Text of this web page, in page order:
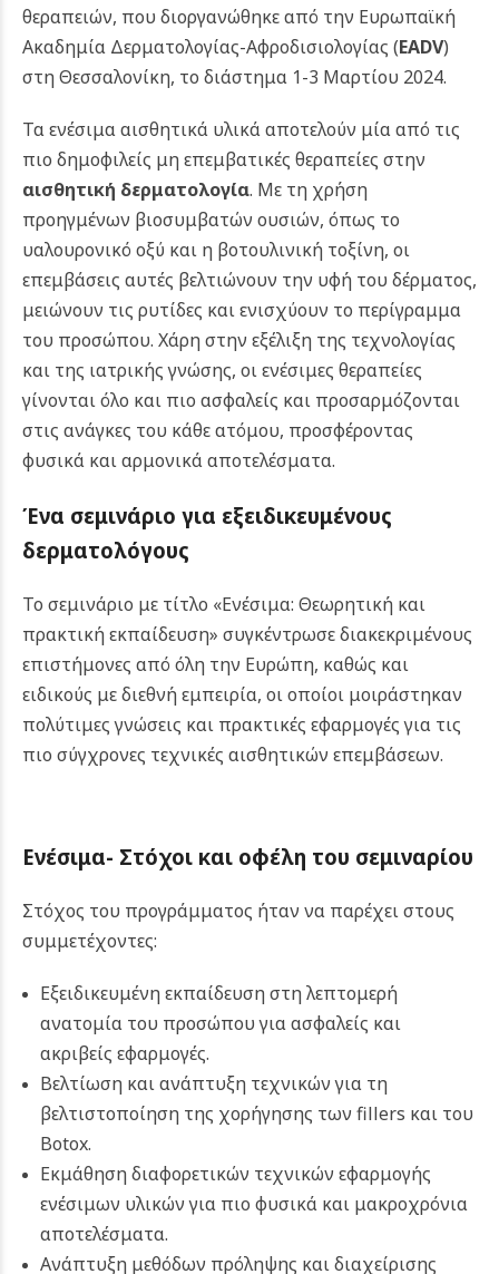
θεραπειών, που διοργανώθηκε από την Ευρωπαϊκή
Ακαδημία Δερματολογίας-Αφροδισιολογίας (EADV)
στη Θεσσαλονίκη, το διάστημα 1-3 Μαρτίου 2024.
Τα ενέσιμα αισθητικά υλικά αποτελούν μία από τις
πιο δημοφιλείς μη επεμβατικές θεραπείες στην
αισθητική δερματολογία. Με τη χρήση
προηγμένων βιοσυμβατών ουσιών, όπως το
υαλουρονικό οξύ και η βοτουλινική τοξίνη, οι
επεμβάσεις αυτές βελτιώνουν την υφή του δέρματος,
μειώνουν τις ρυτίδες και ενισχύουν το περίγραμμα
του προσώπου. Χάρη στην εξέλιξη της τεχνολογίας
και της ιατρικής γνώσης, οι ενέσιμες θεραπείες
γίνονται όλο και πιο ασφαλείς και προσαρμόζονται
στις ανάγκες του κάθε ατόμου, προσφέροντας
φυσικά και αρμονικά αποτελέσματα.
Ένα σεμινάριο για εξειδικευμένους
δερματολόγους
Το σεμινάριο με τίτλο «Ενέσιμα: Θεωρητική και
πρακτική εκπαίδευση» συγκέντρωσε διακεκριμένους
επιστήμονες από όλη την Ευρώπη, καθώς και
ειδικούς με διεθνή εμπειρία, οι οποίοι μοιράστηκαν
πολύτιμες γνώσεις και πρακτικές εφαρμογές για τις
πιο σύγχρονες τεχνικές αισθητικών επεμβάσεων.
Ενέσιμα- Στόχοι και οφέλη του σεμιναρίου
Στόχος του προγράμματος ήταν να παρέχει στους
συμμετέχοντες:
Εξειδικευμένη εκπαίδευση στη λεπτομερή
ανατομία του προσώπου για ασφαλείς και
ακριβείς εφαρμογές.
Βελτίωση και ανάπτυξη τεχνικών για τη
βελτιστοποίηση της χορήγησης των fillers και του
Botox.
Εκμάθηση διαφορετικών τεχνικών εφαρμογής
ενέσιμων υλικών για πιο φυσικά και μακροχρόνια
αποτελέσματα.
Ανάπτυξη μεθόδων πρόληψης και διαχείρισης